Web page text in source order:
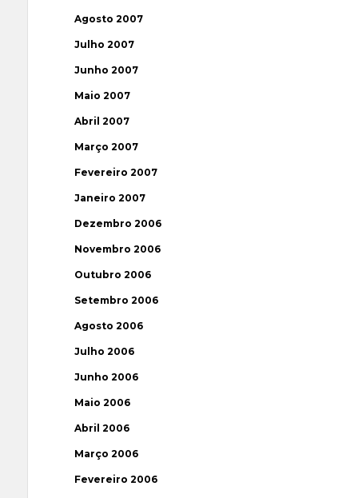
Agosto 2007
Julho 2007
Junho 2007
Maio 2007
Abril 2007
Março 2007
Fevereiro 2007
Janeiro 2007
Dezembro 2006
Novembro 2006
Outubro 2006
Setembro 2006
Agosto 2006
Julho 2006
Junho 2006
Maio 2006
Abril 2006
Março 2006
Fevereiro 2006